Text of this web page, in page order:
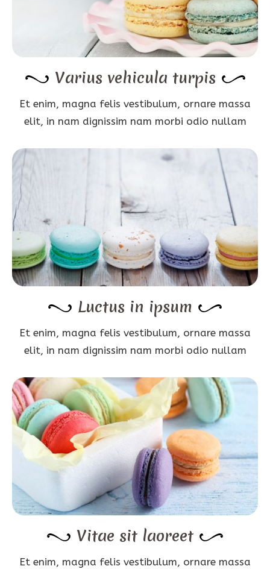
Varius vehicula turpis
Et enim, magna felis vestibulum, ornare massa
elit, in nam dignissim nam morbi odio nullam
Luctus in ipsum
Et enim, magna felis vestibulum, ornare massa
elit, in nam dignissim nam morbi odio nullam
Vitae sit laoreet
Et enim, magna felis vestibulum, ornare massa